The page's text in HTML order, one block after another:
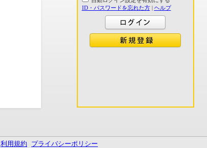
ID・パスワードを忘れた方| ヘルプ
利用規約
プライバシーポリシー